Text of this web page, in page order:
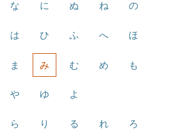
な に ぬ ね の
は ひ ふ へ ほ
ま み む め も
や ゆ よ
ら り る れ ろ